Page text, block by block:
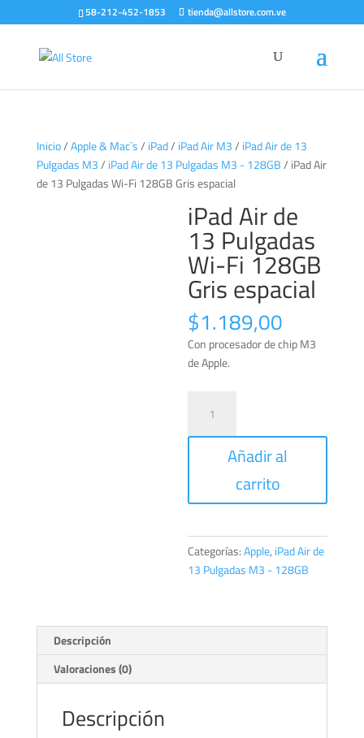
58-212-452-1853 tienda@allstore.com.ve
Inicio/Apple & Mac`s/ iPad/ iPad Air M3/ iPad Air de 13
Pulgadas M3/ iPad Air de 13 Pulgadas M3 - 128GB/ iPad Air
de 13 Pulgadas Wi-Fi 128GB Gris espacial
iPad Air de
13 Pulgadas
Wi-Fi 128GB
Gris espacial
$1.189,00
Con procesador de chip M3
de Apple.
de
Gris
espacial
Añadir al
carrito
Categorías:Apple, iPad Air de
13 Pulgadas M3 - 128GB
Descripción
Valoraciones (0)
Descripción